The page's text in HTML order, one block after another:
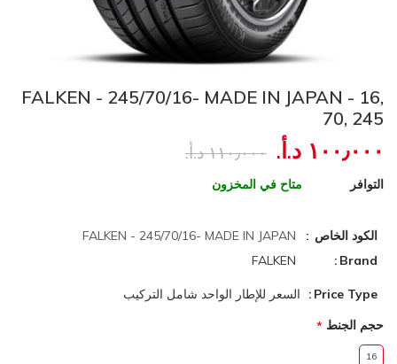
FALKEN - 245/70/16- MADE IN JAPAN - 16,
70, 245
١٠٠٫٠٠٠ د.أ.‏ ١١٠٫٠٠٠ د.أ.‏
التوافر متاح في المخزون
الكود الخاص
FALKEN - 245/70/16- MADE IN JAPAN
Brand
FALKEN
Price Type
السعر للإطار الواحد شامل التركيب
حجم الجنط
16